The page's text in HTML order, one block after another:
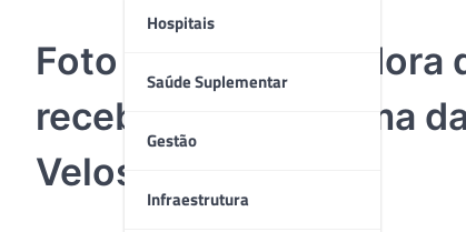
Hospitais
Saúde Suplementar
Gestão
Infraestrutura
Foto – A coordenadora
recebendo o diploma
Veloso